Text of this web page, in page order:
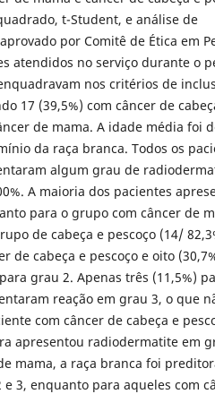
t-Student, e análise de
por Comitê de Ética em
atendidos no serviço durante o
nos critérios de
17 (39,5%) com câncer de
de mama. A idade média foi
da raça branca. Todos os
algum grau de
A maioria dos pacientes
para o grupo com câncer de
de cabeça e pescoço (14/
de cabeça e pescoço e oito
grau 2. Apenas três (11,5%)
reação em grau 3, o que
com câncer de cabeça e
apresentou radiodermatite em
mama, a raça branca foi
3, enquanto para aqueles com